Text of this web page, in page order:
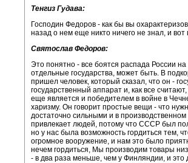
Тенгиз Гудава:
Господин Федоров - как бы вы
назад о нем еще никто ничего не знал, и вот
Святослав Федоров:
Это понятно - все боятся распада России
отдельные государства, может быть. В
пришел человек, который сказал, что он -
государственный аппарат и, как все
еще является и победителем в войне в
харизму. Он говорит простые вещи - что
достаточно сильными и в
привлекает людей, потому что СССР был
но у нас была возможность гордиться тем,
огромное вооружение, и нам это было
нечем гордиться, Мы производим товары
- в два раза меньше, чем у Финляндии, и это